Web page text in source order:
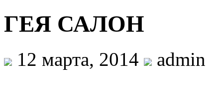
ГЕЯ САЛОН
12 марта, 2014 admin